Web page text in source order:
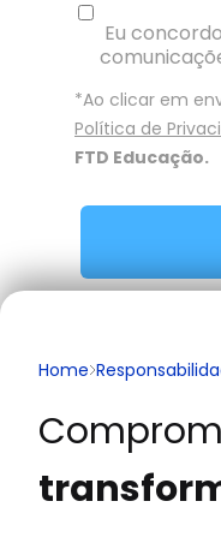
Eu
*Ao clicar em
Política de
FTD Educação.
Home